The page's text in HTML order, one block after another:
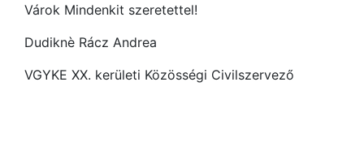
Várok Mindenkit szeretettel!
Dudiknè Rácz Andrea
VGYKE XX. kerületi Közösségi Civilszervező